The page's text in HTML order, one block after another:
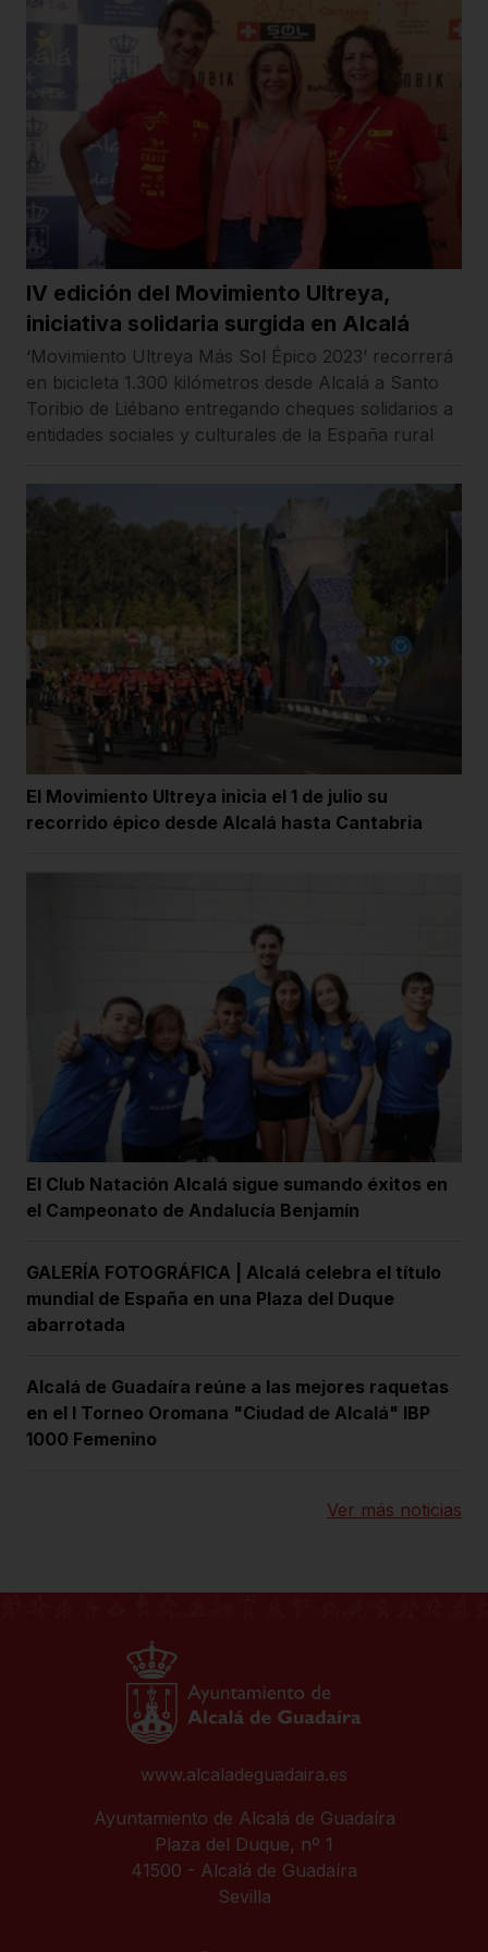
IV edición del Movimiento Ultreya,
iniciativa solidaria surgida en Alcalá
‘Movimiento Ultreya Más Sol Épico 2023’ recorrerá
en bicicleta 1.300 kilómetros desde Alcalá a Santo
Toribio de Liébano entregando cheques solidarios a
entidades sociales y culturales de la España rural
El Movimiento Ultreya inicia el 1 de julio su
recorrido épico desde Alcalá hasta Cantabria
El Club Natación Alcalá sigue sumando éxitos en
el Campeonato de Andalucía Benjamín
GALERÍA FOTOGRÁFICA | Alcalá celebra el título
mundial de España en una Plaza del Duque
abarrotada
Alcalá de Guadaíra reúne a las mejores raquetas
en el I Torneo Oromana "Ciudad de Alcalá" IBP
1000 Femenino
Ver más noticias
www.alcaladeguadaira.es
Ayuntamiento de Alcalá de Guadaíra
Plaza del Duque, nº 1
41500 - Alcalá de Guadaíra
Sevilla